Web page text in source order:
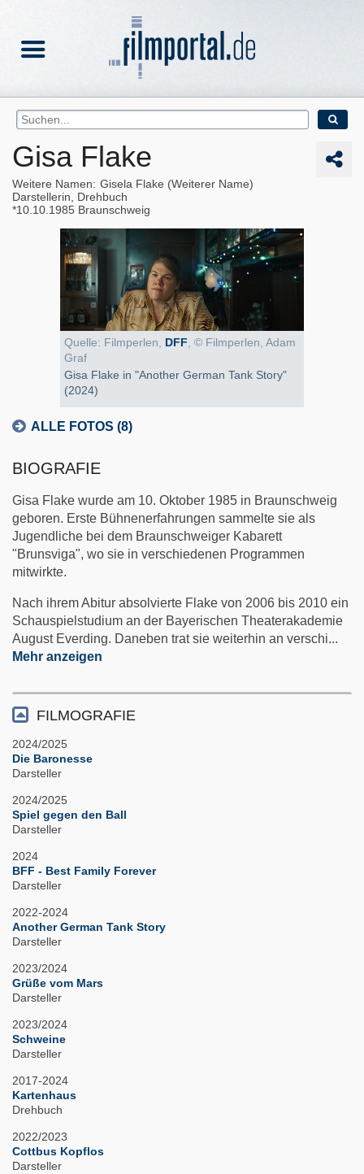
Gisa Flake
Weitere Namen
Gisela Flake (Weiterer Name)
Darstellerin, Drehbuch
10.10.1985 Braunschweig
Quelle: Filmperlen, DFF , © Filmperlen, Adam
Graf
Gisa Flake in "Another German Tank Story"
(2024)
ALLE FOTOS (8)
BIOGRAFIE
Gisa Flake wurde am 10. Oktober 1985 in Braunschweig
geboren. Erste Bühnenerfahrungen sammelte sie als
Jugendliche bei dem Braunschweiger Kabarett
"Brunsviga", wo sie in verschiedenen Programmen
mitwirkte.
Nach ihrem Abitur absolvierte Flake von 2006 bis 2010 ein
Schauspielstudium an der Bayerischen Theaterakademie
August Everding. Daneben trat sie weiterhin an verschi...
Mehr anzeigen
FILMOGRAFIE
2024/2025
Die Baronesse
Darsteller
2024/2025
Spiel gegen den Ball
Darsteller
2024
BFF - Best Family Forever
Darsteller
2022-2024
Another German Tank Story
Darsteller
2023/2024
Grüße vom Mars
Darsteller
2023/2024
Schweine
Darsteller
2017-2024
Kartenhaus
Drehbuch
2022/2023
Cottbus Kopflos
Darsteller